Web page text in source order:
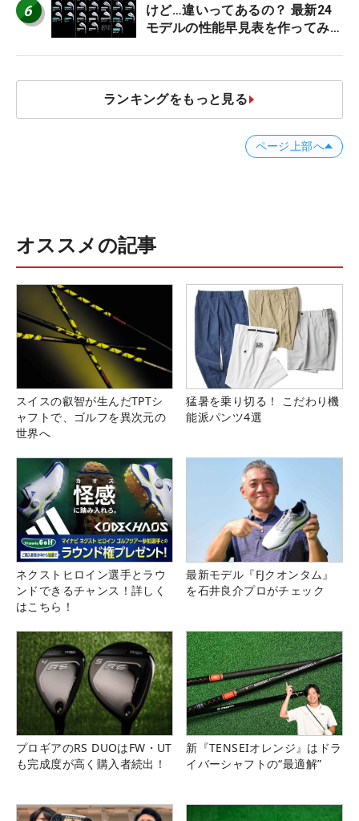
6
けど…違いってあるの？ 最新24
モデルの性能早見表を作ってみ
ランキングをもっと見る
ページ上部へ
オススメの記事
スイスの叡智が生んだTPTシ
ャフトで、ゴルフを異次元の
世界へ
猛暑を乗り切る！ こだわり機
能派パンツ4選
ネクストヒロイン選手とラウ
ンドできるチャンス！詳しく
はこちら！
最新モデル『FJクオンタム』
を石井良介プロがチェック
プロギアのRS DUOはFW・UT
も完成度が高く購入者続出！
新『TENSEIオレンジ』はドラ
イバーシャフトの“最適解”